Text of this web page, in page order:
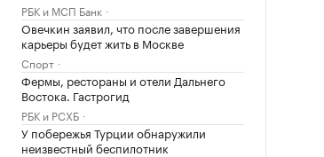
РБК и МСП Банк
Овечкин заявил, что после завершения
карьеры будет жить в Москве
Спорт
Фермы, рестораны и отели Дальнего
Востока. Гастрогид
РБК и РСХБ
У побережья Турции обнаружили
неизвестный беспилотник